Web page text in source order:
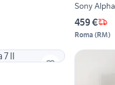
Sony Alpha
459 €
Roma (RM)